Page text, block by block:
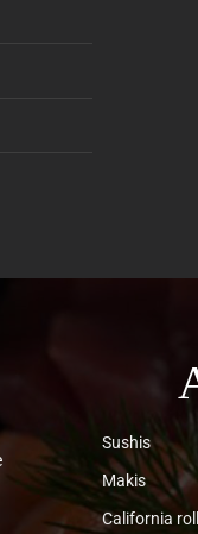
Sushis
Makis
California